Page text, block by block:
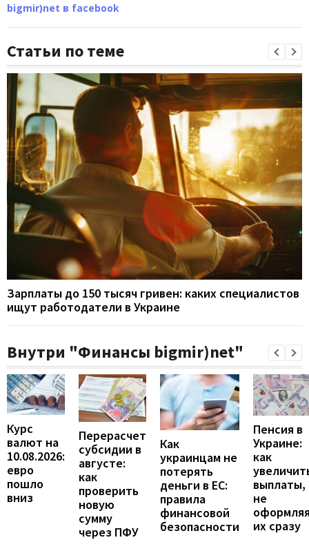
bigmir)net в facebook
Статьи по теме
Зарплаты до 150 тысяч гривен: каких специалистов
ищут работодатели в Украине
Внутри "Финансы bigmir)net"
Курс
валют на
10.08.2026:
евро
пошло
вниз
Перерасчет
субсидии в
августе:
как
проверить
новую
сумму
через ПФУ
Как
украинцам не
потерять
деньги в ЕС:
правила
финансовой
безопасности
Пенсия в
Украине:
как
выплаты,
не
их сразу